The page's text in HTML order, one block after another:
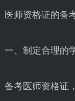
医师资格证的备
一、制定合理的
备考医师资格证